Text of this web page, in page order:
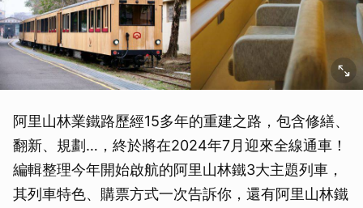
阿里山林業鐵路歷經15多年的重建之路，包含修繕、
翻新、規劃…，終於將在2024年7月迎來全線通車！
編輯整理今年開始啟航的阿里山林鐵3大主題列車，
其列車特色、購票方式一次告訴你，還有阿里山林鐵